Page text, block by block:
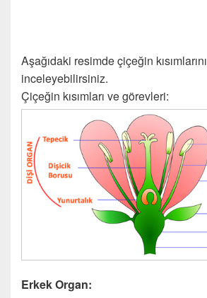
Aşağıdaki resimde çiçeğin kısımlarını
inceleyebilirsiniz.
Çiçeğin kısımları ve görevleri:
Erkek Organ: